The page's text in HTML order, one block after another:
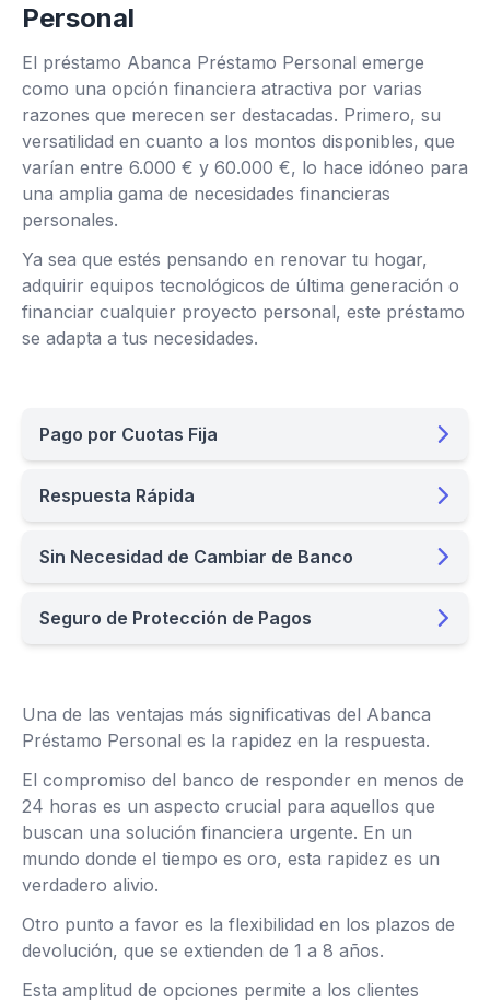
Personal
El préstamo Abanca Préstamo Personal emerge
como una opción financiera atractiva por varias
razones que merecen ser destacadas. Primero, su
versatilidad en cuanto a los montos disponibles, que
varían entre 6.000 € y 60.000 €, lo hace idóneo para
una amplia gama de necesidades financieras
personales.
Ya sea que estés pensando en renovar tu hogar,
adquirir equipos tecnológicos de última generación o
financiar cualquier proyecto personal, este préstamo
se adapta a tus necesidades.
Pago por Cuotas Fija
Respuesta Rápida
Sin Necesidad de Cambiar de Banco
Seguro de Protección de Pagos
Una de las ventajas más significativas del Abanca
Préstamo Personal es la rapidez en la respuesta.
El compromiso del banco de responder en menos de
24 horas es un aspecto crucial para aquellos que
buscan una solución financiera urgente. En un
mundo donde el tiempo es oro, esta rapidez es un
verdadero alivio.
Otro punto a favor es la flexibilidad en los plazos de
devolución, que se extienden de 1 a 8 años.
Esta amplitud de opciones permite a los clientes